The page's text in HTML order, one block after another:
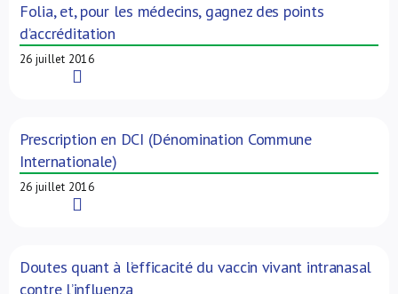
Folia, et, pour les médecins, gagnez des points
d’accréditation
26 juillet 2016
Prescription en DCI (Dénomination Commune
Internationale)
26 juillet 2016
Doutes quant à l’efficacité du vaccin vivant intranasal
contre l’influenza